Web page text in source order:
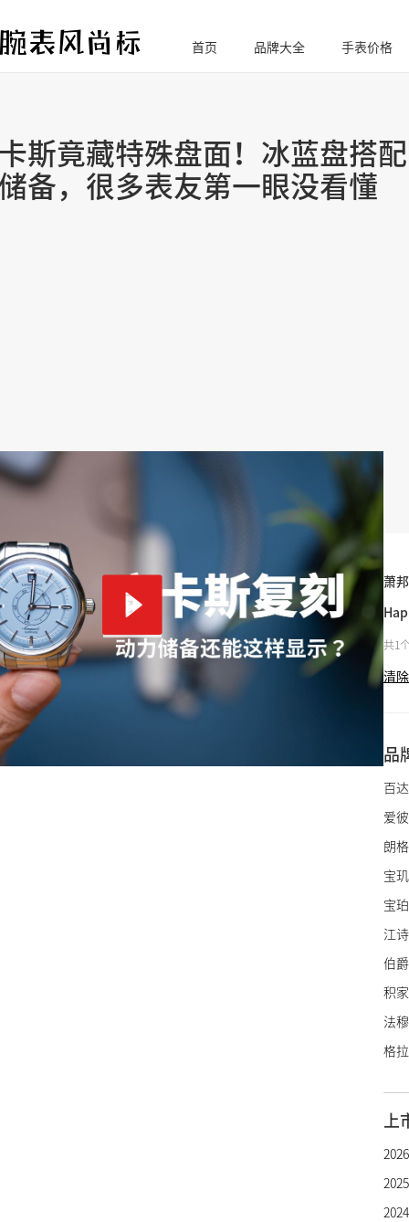
腕
首页 品牌大全 手表价格
斯竟藏特殊盘面！冰蓝盘搭配
备，很多表友第一眼没看懂
萧邦
共1
清
品
百
爱彼
朗格
宝玑
宝珀
江
伯爵
积家
法
格
亨
上